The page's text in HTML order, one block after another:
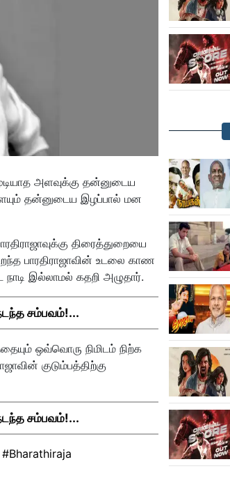
அளவுக்கு தன்னுடைய
தன்னுடைய இழப்பால் மன
திரைத்துறையை
பாரதிராஜாவின் உடலை காண
இல்லாமல் கதறி அழுதார்.
சம்பவம்!...
ஒவ்வொரு நிமிடம் நிற்க
குடும்பத்திற்கு
சம்பவம்!...
#Bharathiraja